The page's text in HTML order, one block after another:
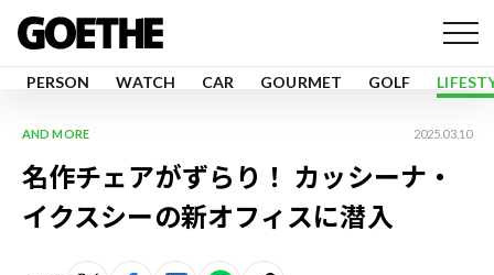
PERSON WATCH CAR GOURMET GOLF
AND MORE 2025.03.10
名作チェアがずらり！ カッシーナ・
イクスシーの新オフィスに潜入